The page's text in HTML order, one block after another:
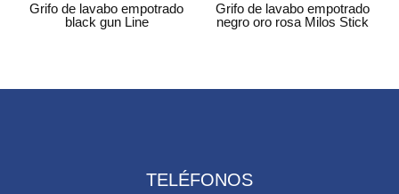
Grifo de lavabo empotrado
black gun Line
Grifo de lavabo empotrado
negro oro rosa Milos Stick
TELÉFONOS